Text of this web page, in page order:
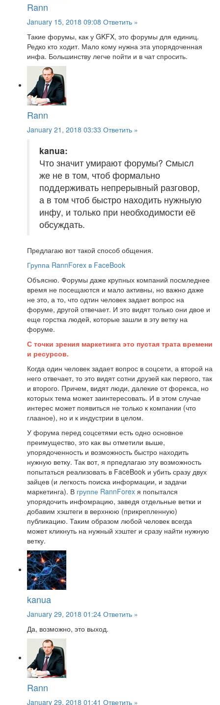
Rann
January 15, 2018 09:08 Ответить »
Такие форумы, как у GKFX, это форумы для единиц.
Редко кто ходит. Мало кому нужна эта упорядоченная
инфа. Большинству легче пойти и в чат спросить.
Rann
January 21, 2018 03:33 Ответить »
kanua:
Что значит умирают форумы? Смысл
же не в том, чтоб формально
поддерживать непрерывный разговор,
а в том чтоб быстро находить нужныую
инфу, и только при необходимости её
обсуждать.
Предлагаю вот такой способ общения.
Группа RannForex в FaceBook
Объясню. Форумы даже крупных компаний посмледнее
время не посещаются и мало активны, но важно даже
не это, а то, что одтин человек задает вопрос на
форуме, другой отвечает. И это видят только они двое и
еще горстка людей, которые зашли в эту ветку на
форуме.
С точки зрения маркетинга это пустая трата времени
и ресурсов.
Когда один человек задает вопрос в соцсети, а второй на
него отвечает, то это видят сотни друзей как первого, так
и второго. Причем, видят люди, далекие от форекса, но
которых тема может заинтересовать. И в этом случае
интерес может появиться не только к компании (что
глааное), но и к индустрии в целом.
У форума перед соцсетями есть одно основное
преимущество, это как вы отметили выше,
упорядоченность и возможность быстро находить
нужную ветку. Так вот, я прпедлагаю эту возможность
попытаться реализовать в FaceBook и убить сразу двух
зайцев (и легкость поиска информации, и задачи
маркетинга). В группе RannForex я попытался
упорядочить инфомрацию, заведя отдельные ветки и
добавим хэштеги в верхнюю (прикрепленную)
публикацию. Таким образом любой человек всегда
может кликнуть на нужный хэштег и сразу найти нужную
ветку.
kanua
January 29, 2018 01:24 Ответить »
Да, возможно, это выход.
Rann
January 29, 2018 01:41 Ответить »